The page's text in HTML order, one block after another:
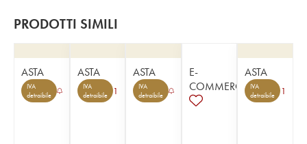
PRODOTTI SIMILI
ASTA
IVA
detraibile
ASTA
IVA
detraibile
1
ASTA
IVA
detraibile
E-
COMMERCE
ASTA
IVA
detraibile
1